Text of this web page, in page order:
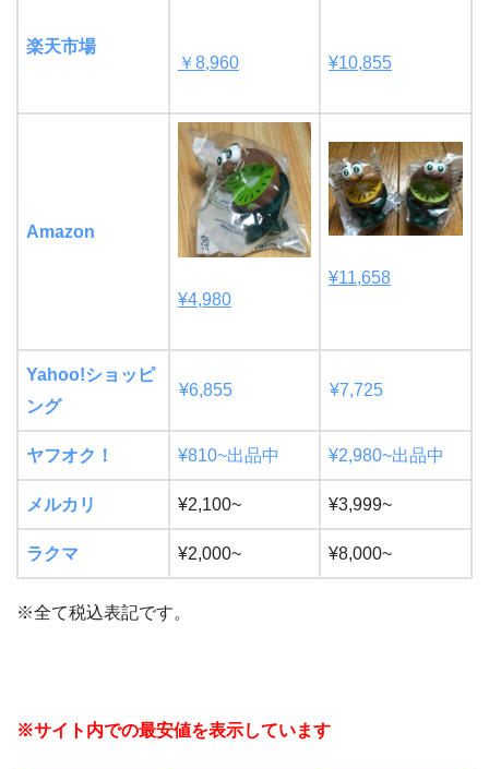
楽天市場
￥8,960
¥10,855
Amazon
¥4,980
¥11,658
Yahoo!ショッピ
ング
¥6,855 ¥7,725
ヤフオク！ ¥810~出品中 ¥2,980~出品中
メルカリ ¥2,100~ ¥3,999~
ラクマ ¥2,000~ ¥8,000~
※全て税込表記です。
※サイト内での最安値を表示しています